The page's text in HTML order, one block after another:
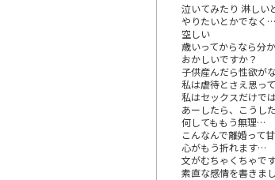
泣いてみたり 淋しい
やりたいとかでなく…
空しい
歳いってからなら分
おかしいですか？
子供産んだら性欲が
私は虐待とさえ思っ
私はセックスだけで
あーしたら、こうし
何してももう無理…
こんなんで離婚って
心がもう折れます…
文がむちゃくちゃで
素直な感情を書きまし